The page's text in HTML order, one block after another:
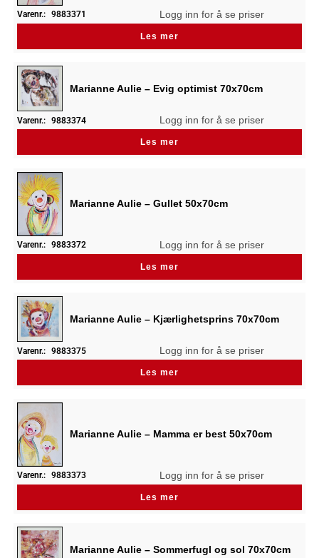
Varenr.: 9883371 Logg inn for å se priser
Les mer
Marianne Aulie – Evig optimist 70x70cm
Varenr.: 9883374 Logg inn for å se priser
Les mer
Marianne Aulie – Gullet 50x70cm
Varenr.: 9883372 Logg inn for å se priser
Les mer
Marianne Aulie – Kjærlighetsprins 70x70cm
Varenr.: 9883375 Logg inn for å se priser
Les mer
Marianne Aulie – Mamma er best 50x70cm
Varenr.: 9883373 Logg inn for å se priser
Les mer
Marianne Aulie – Sommerfugl og sol 70x70cm